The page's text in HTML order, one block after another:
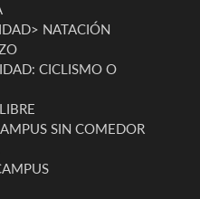
NATACIÓN
CICLISMO O
SIN COMEDOR